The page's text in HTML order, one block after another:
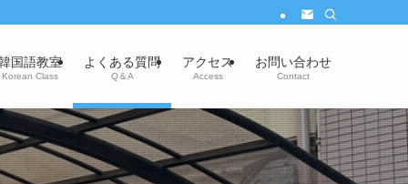
国語教室
Korean Class
よくある質問
Q＆A
アクセス
Access
お問い合わせ
Contact